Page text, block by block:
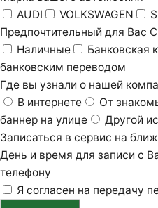
AUDI
VOLKSWAGEN
Предпочтительный для Вас
Наличные
Банковская
банковским переводом
Где вы узнали о нашей
В интернете
От
баннер на улице
Другой
Записаться в сервис на
День и время для записи с
телефону
Я согласен на передачу